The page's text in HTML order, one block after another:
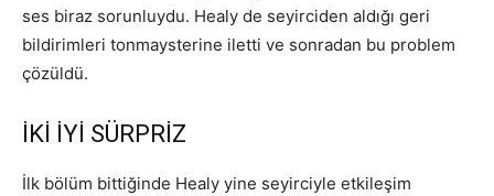
ses biraz sorunluydu. Healy de seyirciden aldığı geri
bildirimleri tonmaysterine iletti ve sonradan bu problem
çözüldü.
İKİ İYİ SÜRPRİZ
İlk bölüm bittiğinde Healy yine seyirciyle etkileşim